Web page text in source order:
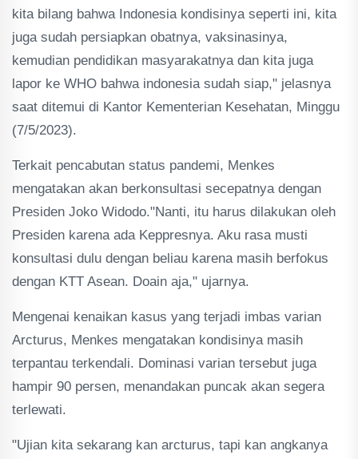
kita bilang bahwa Indonesia kondisinya seperti ini, kita
juga sudah persiapkan obatnya, vaksinasinya,
kemudian pendidikan masyarakatnya dan kita juga
lapor ke WHO bahwa indonesia sudah siap," jelasnya
saat ditemui di Kantor Kementerian Kesehatan, Minggu
(7/5/2023).
Terkait pencabutan status pandemi, Menkes
mengatakan akan berkonsultasi secepatnya dengan
Presiden Joko Widodo."Nanti, itu harus dilakukan oleh
Presiden karena ada Keppresnya. Aku rasa musti
konsultasi dulu dengan beliau karena masih berfokus
dengan KTT Asean. Doain aja," ujarnya.
Mengenai kenaikan kasus yang terjadi imbas varian
Arcturus, Menkes mengatakan kondisinya masih
terpantau terkendali. Dominasi varian tersebut juga
hampir 90 persen, menandakan puncak akan segera
terlewati.
"Ujian kita sekarang kan arcturus, tapi kan angkanya